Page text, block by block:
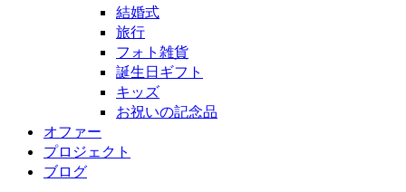
結婚式
旅行
フォト雑貨
誕生日ギフト
キッズ
お祝いの記念品
オファー
プロジェクト
ブログ